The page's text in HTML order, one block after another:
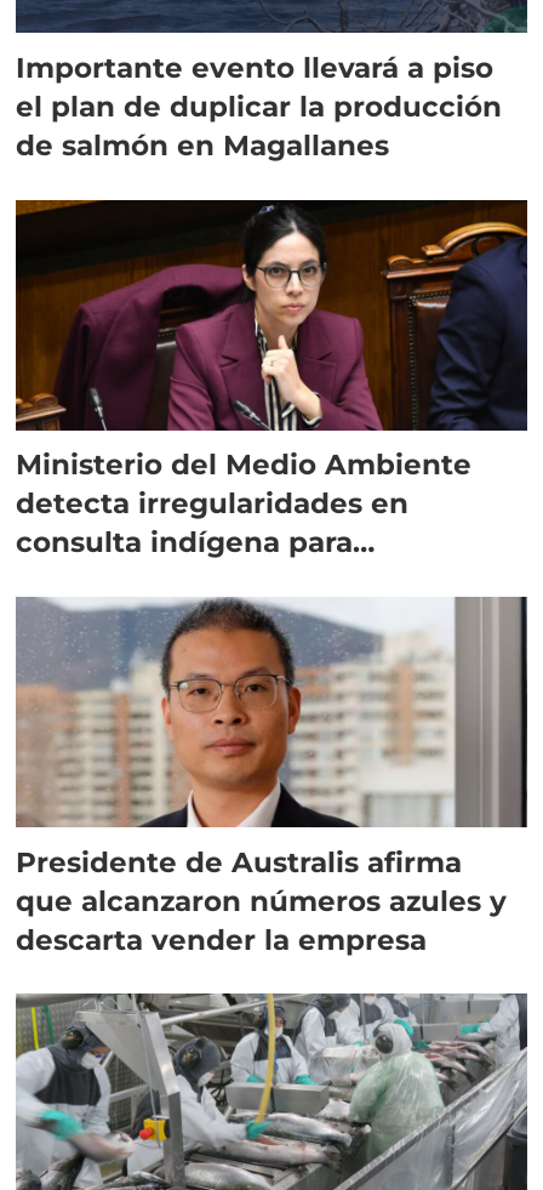
Importante evento llevará a piso
el plan de duplicar la producción
de salmón en Magallanes
Ministerio del Medio Ambiente
detecta irregularidades en
consulta indígena para
Presidente de Australis afirma
que alcanzaron números azules y
descarta vender la empresa